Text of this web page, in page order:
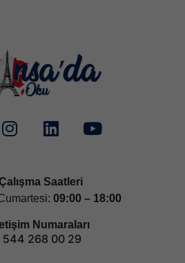
Saatleri
09:00 – 18:00
Numaraları
544 268 00 29